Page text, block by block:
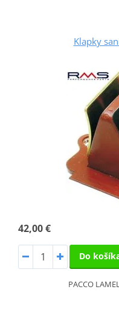
Klapky
42,00 €
Do
PACCO